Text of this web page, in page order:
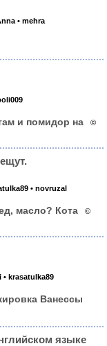
• mehra
и помидор на
©
• novruzal
масло? Кота
©
• krasatulka89
Ванессы
языке